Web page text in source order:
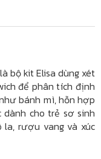
là bộ kit Elisa dùng xét
để phân tích định
bánh mì, hỗn hợp
cho trẻ sơ sinh
la, rượu vang và xúc